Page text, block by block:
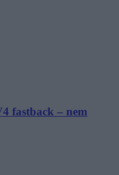
fastback – nem